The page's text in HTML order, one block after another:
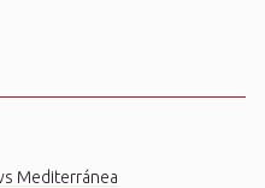
Mediterránea